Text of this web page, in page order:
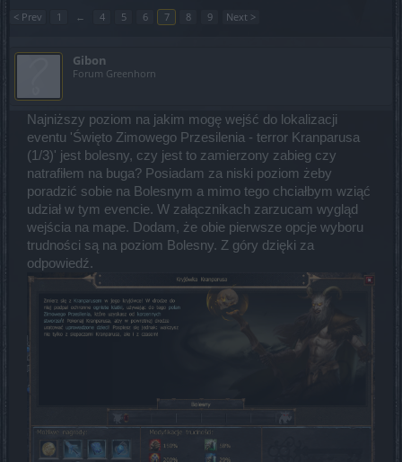
< Prev 1 ← 4 5 6 7 8 9 Next >
Gibon
Forum Greenhorn
Najniższy poziom na jakim mogę wejść do lokalizacji
eventu 'Święto Zimowego Przesilenia - terror Kranparusa
(1/3)' jest bolesny, czy jest to zamierzony zabieg czy
natrafiłem na buga? Posiadam za niski poziom żeby
poradzić sobie na Bolesnym a mimo tego chciałbym wziąć
udział w tym evencie. W załącznikach zarzucam wygląd
wejścia na mape. Dodam, że obie pierwsze opcje wyboru
trudności są na poziom Bolesny. Z góry dzięki za
odpowiedź.